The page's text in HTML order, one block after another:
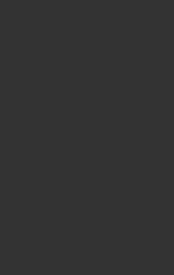
РТА